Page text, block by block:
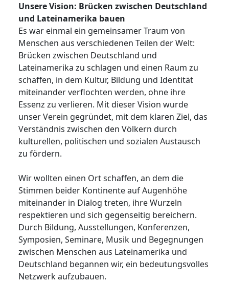
Unsere Vision: Brücken zwischen Deutschland
und Lateinamerika bauen
Es war einmal ein gemeinsamer Traum von
Menschen aus verschiedenen Teilen der Welt:
Brücken zwischen Deutschland und
Lateinamerika zu schlagen und einen Raum zu
schaffen, in dem Kultur, Bildung und Identität
miteinander verflochten werden, ohne ihre
Essenz zu verlieren. Mit dieser Vision wurde
unser Verein gegründet, mit dem klaren Ziel, das
Verständnis zwischen den Völkern durch
kulturellen, politischen und sozialen Austausch
zu fördern.
Wir wollten einen Ort schaffen, an dem die
Stimmen beider Kontinente auf Augenhöhe
miteinander in Dialog treten, ihre Wurzeln
respektieren und sich gegenseitig bereichern.
Durch Bildung, Ausstellungen, Konferenzen,
Symposien, Seminare, Musik und Begegnungen
zwischen Menschen aus Lateinamerika und
Deutschland begannen wir, ein bedeutungsvolles
Netzwerk aufzubauen.